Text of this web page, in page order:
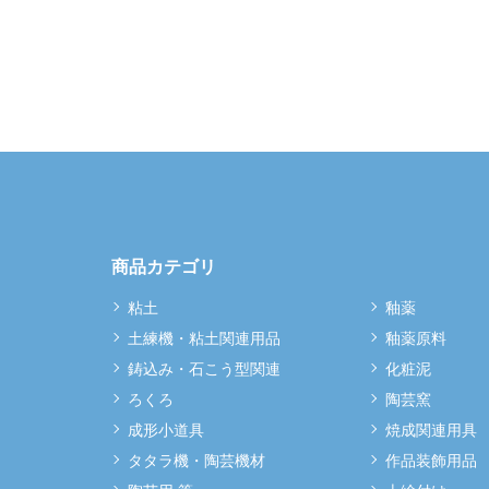
商品カテゴリ
粘土
土練機・粘土関連用品
鋳込み・石こう型関連
ろくろ
成形小道具
タタラ機・陶芸機材
釉薬
釉薬原料
化粧泥
陶芸窯
焼成関連用具
作品装飾用品